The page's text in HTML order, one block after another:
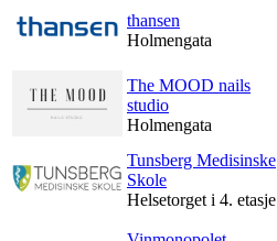
thansen
Holmengata
The MOOD nails
studio
Holmengata
Tunsberg Medisinske
Skole
Helsetorget i 4. etasje